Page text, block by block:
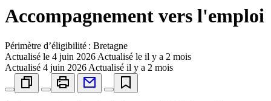
Accompagnement vers l'emploi
Périmètre d’éligibilité : Bretagne
Actualisé le 4 juin 2026 Actualisé le il y a 2 mois
Actualisé 4 juin 2026 Actualisé il y a 2 mois